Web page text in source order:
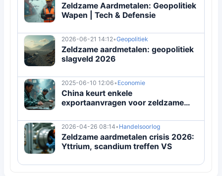
Zeldzame Aardmetalen: Geopolitiek
Wapen | Tech & Defensie
2026-06-21 14:12•Geopolitiek
Zeldzame aardmetalen: geopolitiek
slagveld 2026
2025-06-10 12:06• Economie
China keurt enkele
exportaanvragen voor zeldzame
2026-04-26 08:14• Handelsoorlog
Zeldzame aardmetalen crisis 2026:
Yttrium, scandium treffen VS